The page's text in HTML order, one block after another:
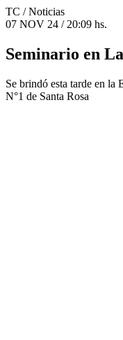
TC / Noticias
07 NOV 24 / 20:09 hs.
Seminario en
Se brindó esta tarde en la
N°1 de Santa Rosa